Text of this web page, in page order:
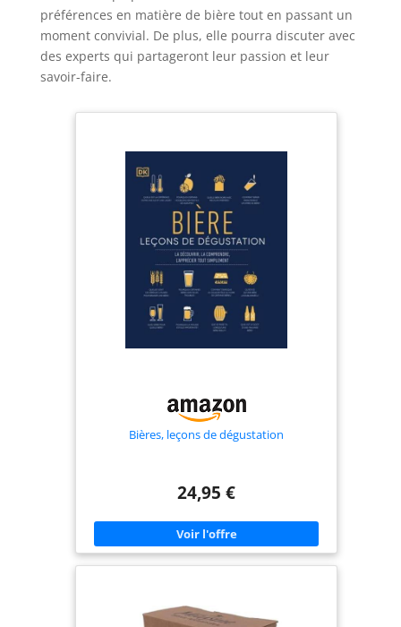
préférences en matière de bière tout en passant un
moment convivial. De plus, elle pourra discuter avec
des experts qui partageront leur passion et leur
savoir-faire.
Bières, leçons de dégustation
24,95 €